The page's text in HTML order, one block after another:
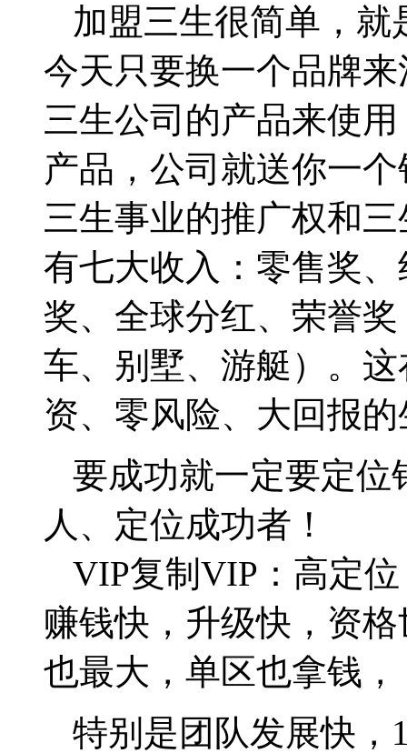
加盟三生很简单，
今天只要换一个品牌
三生公司的产品来使
产品，公司就送你一
三生事业的推广权和
有七大收入：零售奖
奖、全球分红、荣誉
车、别墅、游艇）。
资、零风险、大回报
要成功就一定要定位
人、定位成功者！
VIP复制 VIP ：高定
赚钱快，升级快，资
也最大，单区也拿钱，
特别是团队发展快，